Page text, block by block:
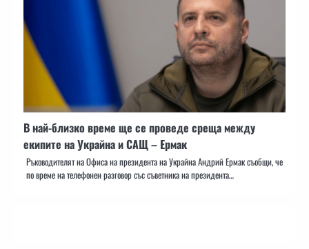
В най-близко време ще се проведе среща между
екипите на Украйна и САЩ – Ермак
Ръководителят на Офиса на президента на Украйна Андрий Ермак съобщи, че
по време на телефонен разговор със съветника на президента…